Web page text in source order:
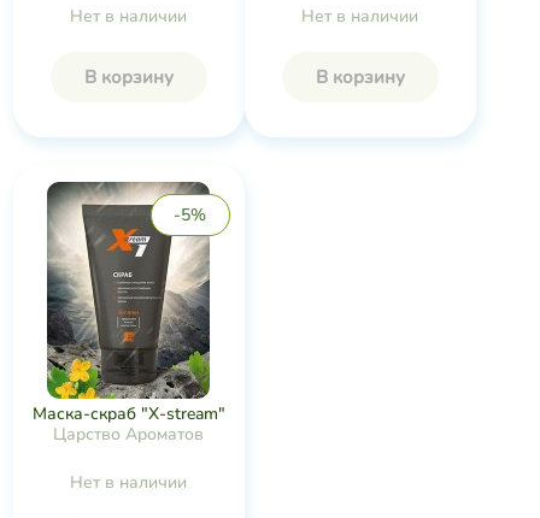
Нет в наличии
В корзину
Нет в наличии
В корзину
-5%
Маска-скраб "X-stream"
Царство Ароматов
Нет в наличии